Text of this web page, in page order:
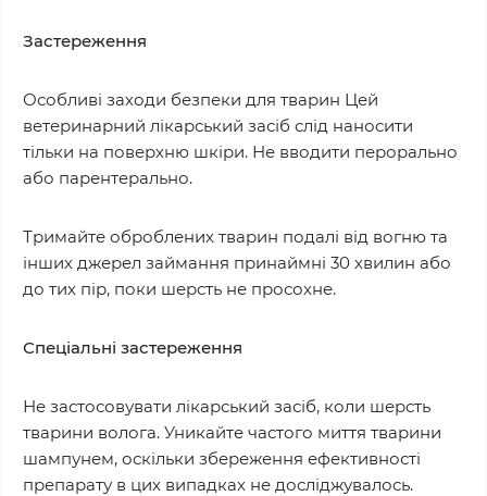
Застереження
Особливі заходи безпеки для тварин Цей
ветеринарний лікарський засіб слід наносити
тільки на поверхню шкіри. Не вводити перорально
або парентерально.
Тримайте оброблених тварин подалі від вогню та
інших джерел займання принаймні 30 хвилин або
до тих пір, поки шерсть не просохне.
Спеціальні застереження
Не застосовувати лікарський засіб, коли шерсть
тварини волога. Уникайте частого миття тварини
шампунем, оскільки збереження ефективності
препарату в цих випадках не досліджувалось.